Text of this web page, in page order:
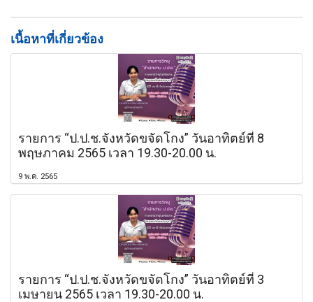
เนื้อหาที่เกี่ยวข้อง
รายการ “ป.ป.ช.จังหวัดขจัดโกง” วันอาทิตย์ที่ 8
พฤษภาคม 2565 เวลา 19.30-20.00 น.
9 พ.ค. 2565
รายการ “ป.ป.ช.จังหวัดขจัดโกง” วันอาทิตย์ที่ 3
เมษายน 2565 เวลา 19.30-20.00 น.